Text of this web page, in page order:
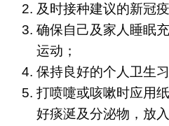
及时接种建议的新冠疫
确保自己及家人睡眠
运动；
保持良好的个人卫生
打喷嚏或咳嗽时应用
好痰涎及分泌物，放